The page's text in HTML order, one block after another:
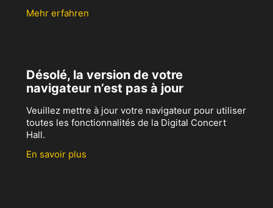
Mehr erfahren
Désolé, la version de votre
navigateur n’est pas à jour
Veuillez mettre à jour votre navigateur pour utiliser
toutes les fonctionnalités de la Digital Concert
Hall.
En savoir plus